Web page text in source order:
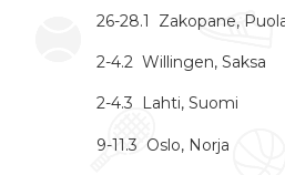
26-28.1 Zakopane,
2-4.2 Willingen, Saksa
2-4.3 Lahti, Suomi
9-11.3 Oslo, Norja